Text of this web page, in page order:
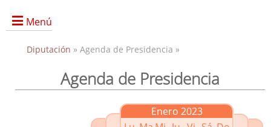
Menú
Presidencia
Diputación » Agenda de Presidencia »
Agenda de Presidencia
Enero 2023